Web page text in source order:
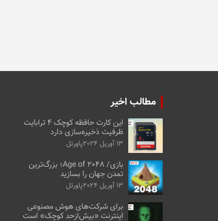
مطالب اخیر
این کارت حافظه کوچک ۴ ترابایت
ظرفیت ذخیره‌سازی دارد
13 آوریل 2024 پاورتل
بازی/ Age of 2048؛ بزرگ‌ترین
تمدن جهان را بسازید
13 آوریل 2024 پاورتل
برای شرکت‌های هوش مصنوعی
اینترنت «بیش‌از‌حد کوچک» است